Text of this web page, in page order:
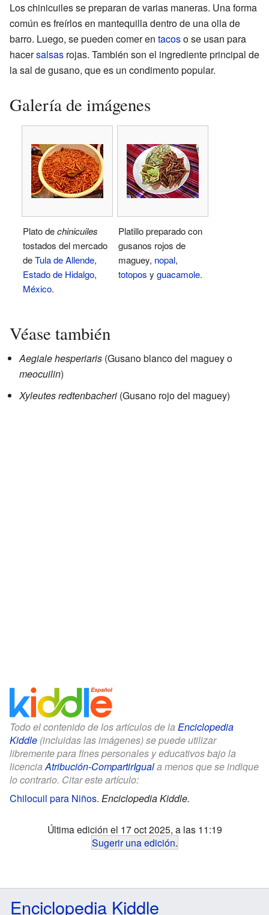
Los chinicuiles se preparan de varias maneras. Una forma
común es freírlos en mantequilla dentro de una olla de
barro. Luego, se pueden comer en tacoso se usan para
hacersalsas rojas. También son el ingrediente principal de
la sal de gusano, que es un condimento popular.
Galería de imágenes
Plato dechinicuiles
tostados del mercado
deTula de Allende,
Estado de Hidalgo,
México.
Platillo preparado con
gusanos rojos de
maguey, nopal,
totopos y guacamole.
Véase también
Aegiale hesperiaris (Gusano blanco del maguey o
meocuilin)
Xyleutes redtenbacheri (Gusano rojo del maguey)
Todo el contenido de los artículos de la Enciclopedia
Kiddle (incluidas las imágenes) se puede utilizar
libremente para fines personales y educativos bajo la
licencia Atribución-CompartirIguala menos que se indique
lo contrario. Citar este artículo:
Chilocuil para Niños. Enciclopedia Kiddle.
Última edición el 17 oct 2025, a las 11:19
Sugerir una edición.
Enciclopedia Kiddle